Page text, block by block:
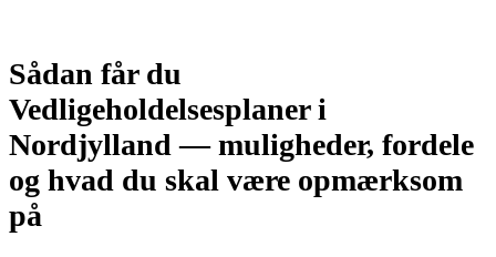
Sådan får du
Vedligeholdelsesplaner i
Nordjylland — muligheder, fordele
og hvad du skal være opmærksom
på